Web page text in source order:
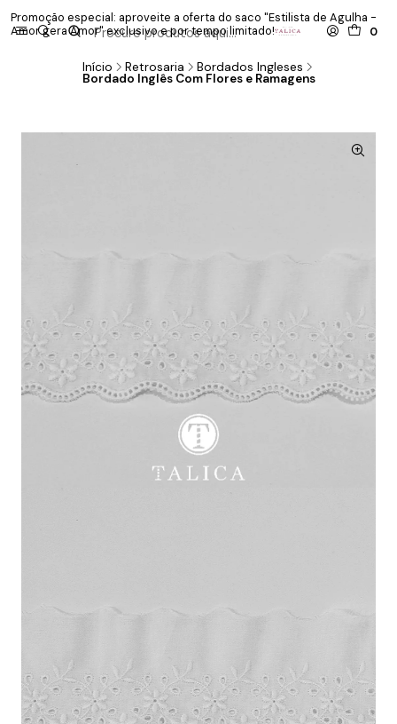
0
Promoção especial: aproveite a oferta do saco "Estilista de Agulha -
Amor gera Amor" exclusivo e por tempo limitado!
Início Retrosaria Bordados Ingleses
Bordado Inglês Com Flores e Ramagens